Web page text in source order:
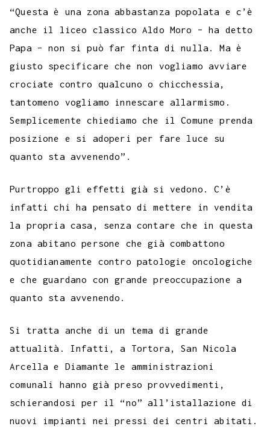
“Questa è una zona abbastanza popolata e c’è
anche il liceo classico Aldo Moro – ha detto
Papa – non si può far finta di nulla. Ma è
giusto specificare che non vogliamo avviare
crociate contro qualcuno o chicchessia,
tantomeno vogliamo innescare allarmismo.
Semplicemente chiediamo che il Comune prenda
posizione e si adoperi per fare luce su
quanto sta avvenendo”.
Purtroppo gli effetti già si vedono. C’è
infatti chi ha pensato di mettere in vendita
la propria casa, senza contare che in questa
zona abitano persone che già combattono
quotidianamente contro patologie oncologiche
e che guardano con grande preoccupazione a
quanto sta avvenendo.
Si tratta anche di un tema di grande
attualità. Infatti, a Tortora, San Nicola
Arcella e Diamante le amministrazioni
comunali hanno già preso provvedimenti,
schierandosi per il “no” all’istallazione di
nuovi impianti nei pressi dei centri abitati.